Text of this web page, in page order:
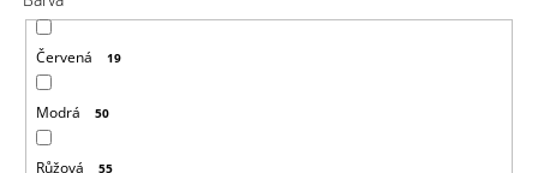
Červená 19
Modrá 50
Růžová 55